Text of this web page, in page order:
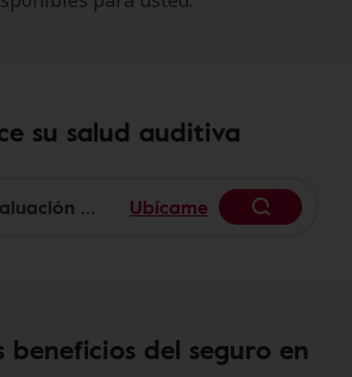
su salud auditiva
Ubícame
beneficios del seguro en